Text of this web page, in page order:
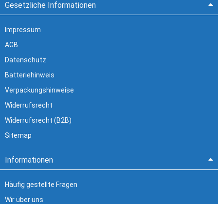
Gesetzliche Informationen
Impressum
AGB
Datenschutz
Batteriehinweis
Verpackungshinweise
Widerrufsrecht
Widerrufsrecht (B2B)
Sitemap
Informationen
Häufig gestellte Fragen
Wir über uns